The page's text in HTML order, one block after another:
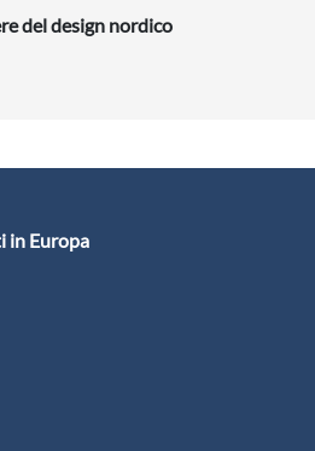
del design nordico
in Europa